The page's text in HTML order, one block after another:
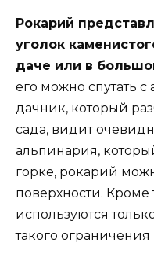
Рокарий
уголок
даче или в
его можно спутать
дачник, который
сада, видит
альпинария,
горке, рокарий
поверхности. Кроме
используются
такого